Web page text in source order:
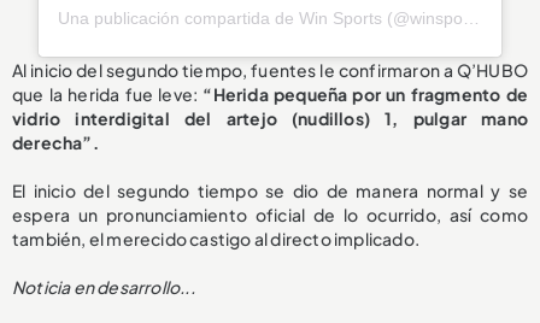
Una publicación compartida de Win Sports (@winsportstv)
Al inicio del segundo tiempo, fuentes le confirmaron a Q’HUBO
que la herida fue leve: “Herida pequeña por un fragmento de
vidrio interdigital del artejo (nudillos) 1, pulgar mano
derecha”.
El inicio del segundo tiempo se dio de manera normal y se
espera un pronunciamiento oficial de lo ocurrido, así como
también, el merecido castigo al directo implicado.
Noticia en desarrollo...